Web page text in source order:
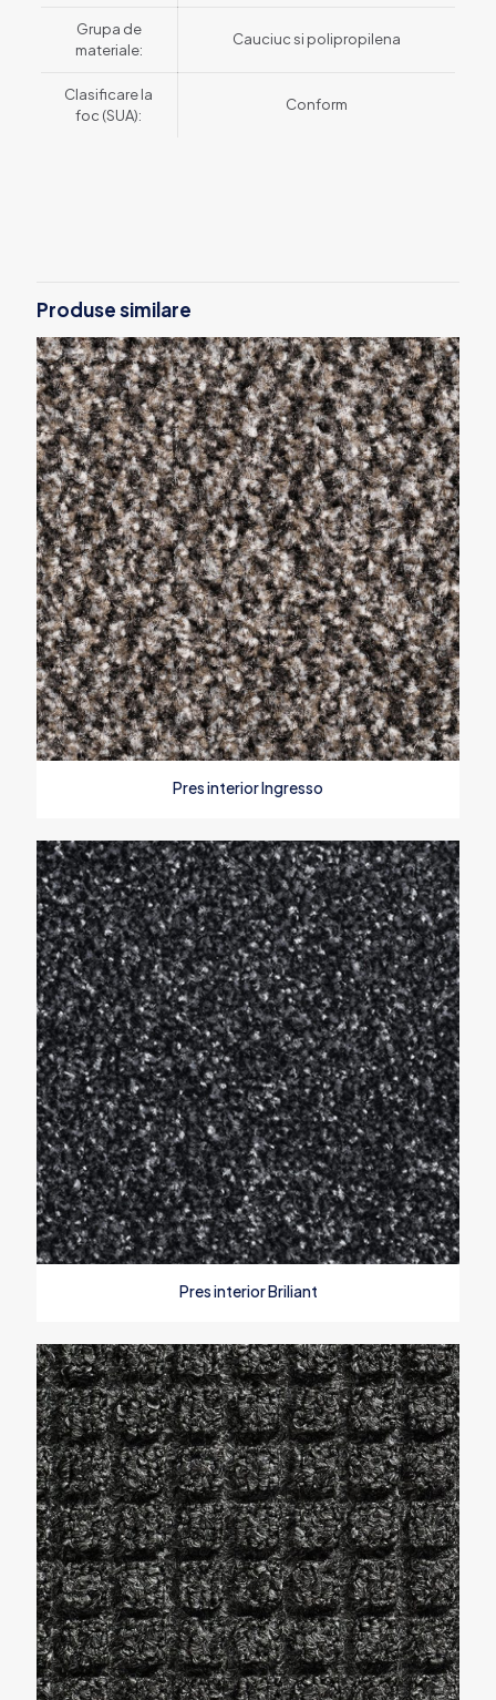
Grupa de
materiale:
Cauciuc si polipropilena
Clasificare la
foc (SUA):
Conform
Produse similare
Pres interior Ingresso
Pres interior Briliant